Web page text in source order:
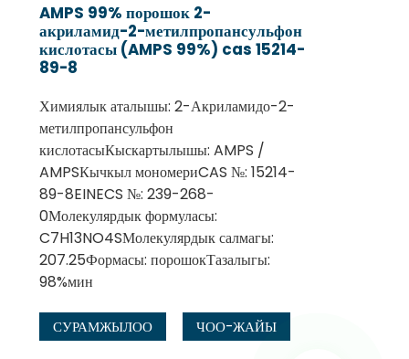
AMPS 99% порошок 2-
акриламид-2-метилпропансульфон
кислотасы (AMPS 99%) cas 15214-
89-8
Химиялык аталышы: 2-Акриламидо-2-
метилпропансульфон
кислотасыКыскартылышы: AMPS /
AMPSКычкыл мономериCAS №: 15214-
89-8EINECS №: 239-268-
0Молекулярдык формуласы:
C7H13NO4SМолекулярдык салмагы:
207.25Формасы: порошокТазалыгы:
98%мин
СУРАМЖЫЛОО ЧОО-ЖАЙЫ